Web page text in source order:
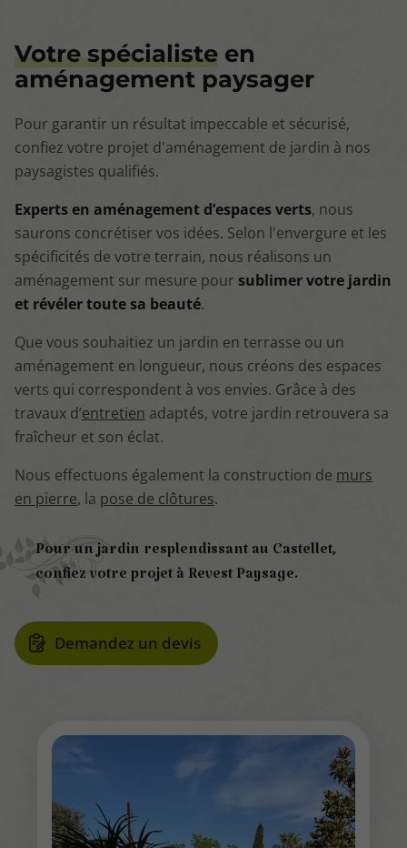
Votre spécialiste en
aménagement paysager
Pour garantir un résultat impeccable et sécurisé,
confiez votre projet d'aménagement de jardin à nos
paysagistes qualifiés.
Experts en aménagement d’espaces verts, nous
saurons concrétiser vos idées. Selon l'envergure et les
spécificités de votre terrain, nous réalisons un
aménagement sur mesure pour sublimer votre jardin
et révéler toute sa beauté.
Que vous souhaitiez un jardin en terrasse ou un
aménagement en longueur, nous créons des espaces
verts qui correspondent à vos envies. Grâce à des
travaux d’entretien adaptés, votre jardin retrouvera sa
fraîcheur et son éclat.
Nous effectuons également la construction de murs
en pierre, la pose de clôtures.
Pour un jardin resplendissant au Castellet,
confiez votre projet à Revest Paysage.
Demandez un devis